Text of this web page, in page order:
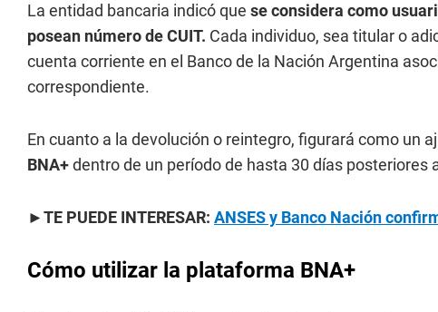
La entidad bancaria indicó que se considera como
posean número de CUIT. Cada individuo, sea titular o
cuenta corriente en el Banco de la Nación Argentina
correspondiente.
En cuanto a la devolución o reintegro, figurará como un
BNA+dentro de un período de hasta 30 días posteriores
►TE PUEDE INTERESAR: ANSES y Banco Nación
Cómo utilizar la plataforma BNA+